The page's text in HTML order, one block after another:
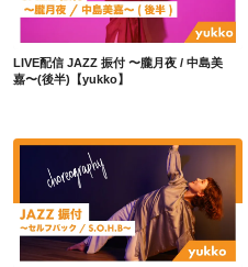
LIVE配信 JAZZ 振付 〜朧月夜 / 中島美
嘉〜(後半)【yukko】
LIVE配信 JAZZ 振付〜セルフバック / S.O.H.B〜【yukko】